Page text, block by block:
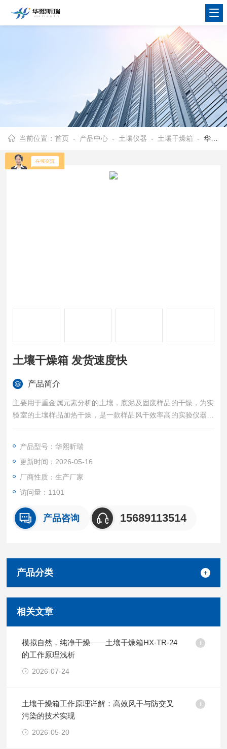
当前位置：首页 - 产品中心 - 土壤仪器 - 土壤干燥箱 - 华熙昕瑞土壤干燥箱 发货速度快
土壤干燥箱 发货速度快
产品简介
主要用于重金属元素分析的土壤，底泥及固废样品的干燥，为实
验室的土壤样品加热干燥，是一款样品风干效率高的实验仪器，
属于土壤分析前处理设备。土壤干燥箱 发货速度快
产品型号：华熙昕瑞
更新时间：2026-05-16
厂商性质：生产厂家
访问量：1101
产品咨询 15689113514
产品分类
相关文章
模拟自然，纯净干燥——土壤干燥箱HX-TR-24
的工作原理浅析
2026-07-24
土壤干燥箱工作原理详解：高效风干与防交叉
污染的技术实现
2026-05-20